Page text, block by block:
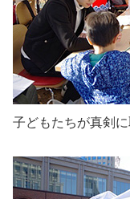
子どもたちが真剣